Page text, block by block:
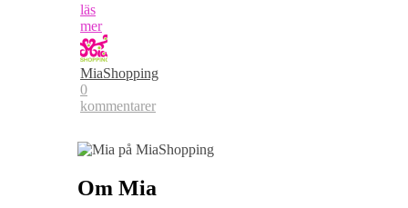
läs
mer
MiaShopping
0
kommentarer
Om Mia